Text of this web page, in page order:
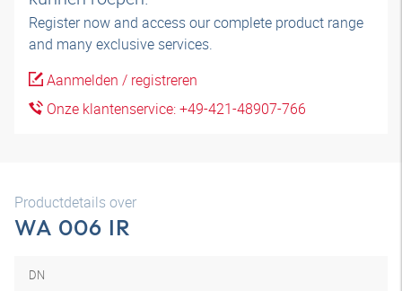
Register now and access our complete product range
and many exclusive services.
Aanmelden / registreren
Onze klantenservice: +49-421-48907-766
Productdetails over
WA 006 IR
DN